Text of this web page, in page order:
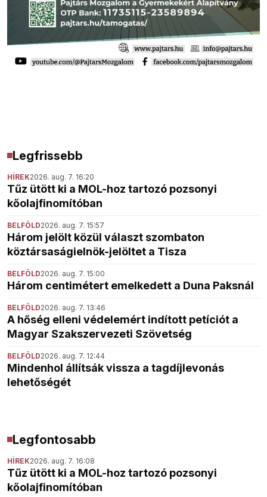
Legfrissebb
HÍREK2026. aug. 7. 16:20
Tűz ütött ki a MOL-hoz tartozó pozsonyi
kőolajfinomítóban
BELFÖLD2026. aug. 7. 15:57
Három jelölt közül választ szombaton
köztársaságielnök-jelöltet a Tisza
BELFÖLD2026. aug. 7. 15:00
Három centimétert emelkedett a Duna Paksnál
BELFÖLD2026. aug. 7. 13:46
A hőség elleni védelemért indított petíciót a
Magyar Szakszervezeti Szövetség
BELFÖLD2026. aug. 7. 12:44
Mindenhol állítsák vissza a tagdíjlevonás
lehetőségét
Legfontosabb
HÍREK2026. aug. 7. 16:08
Tűz ütött ki a MOL-hoz tartozó pozsonyi
kőolajfinomítóban